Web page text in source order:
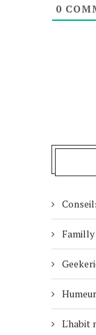
0
L'habit